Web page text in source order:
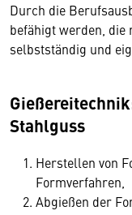
Durch die
befähigt werden, die
selbstständig und
Stahlguss
Herstellen von
Formverfahren,
Abgießen der